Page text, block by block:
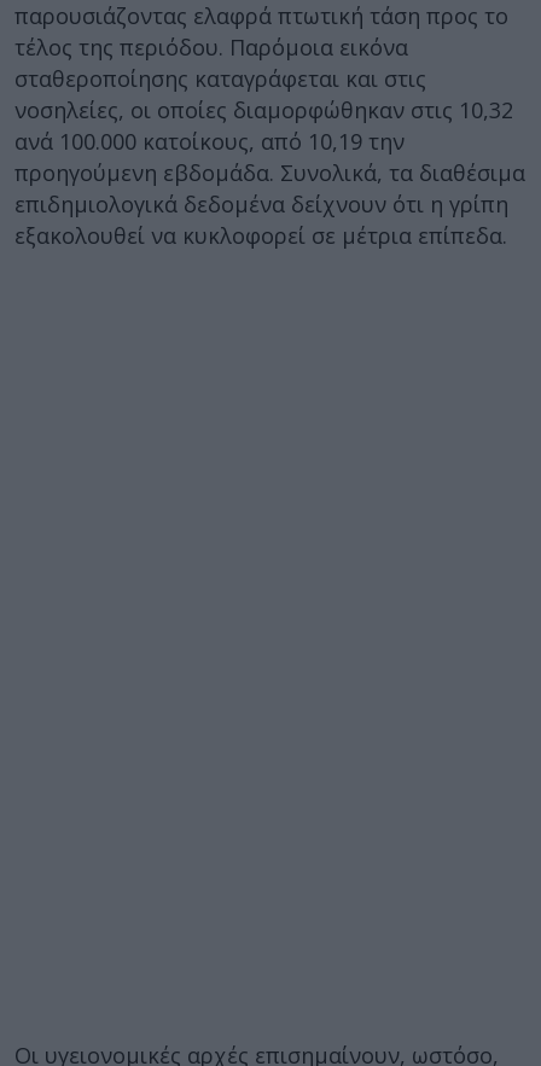
παρουσιάζοντας ελαφρά πτωτική τάση προς το
τέλος της περιόδου. Παρόμοια εικόνα
σταθεροποίησης καταγράφεται και στις
νοσηλείες, οι οποίες διαμορφώθηκαν στις 10,32
ανά 100.000 κατοίκους, από 10,19 την
προηγούμενη εβδομάδα. Συνολικά, τα διαθέσιμα
επιδημιολογικά δεδομένα δείχνουν ότι η γρίπη
εξακολουθεί να κυκλοφορεί σε μέτρια επίπεδα.
Οι υγειονομικές αρχές επισημαίνουν, ωστόσο,